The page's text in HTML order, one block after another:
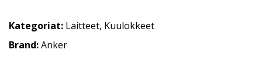
Kategoriat: Laitteet, Kuulokkeet
Brand:Anker